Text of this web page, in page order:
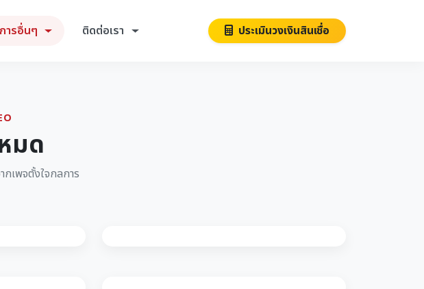
ารอื่นๆ ติดต่อเรา ประเมินวงเงินสินเชื่อ
มด
กเพจตั้งใจกลการ